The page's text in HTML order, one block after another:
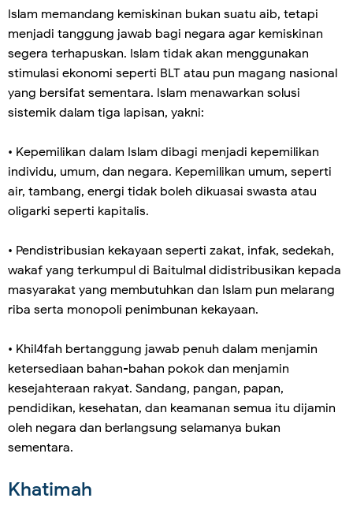
Islam memandang kemiskinan bukan suatu aib, tetapi
menjadi tanggung jawab bagi negara agar kemiskinan
segera terhapuskan. Islam tidak akan menggunakan
stimulasi ekonomi seperti BLT atau pun magang nasional
yang bersifat sementara. Islam menawarkan solusi
sistemik dalam tiga lapisan, yakni:
• Kepemilikan dalam Islam dibagi menjadi kepemilikan
individu, umum, dan negara. Kepemilikan umum, seperti
air, tambang, energi tidak boleh dikuasai swasta atau
oligarki seperti kapitalis.
• Pendistribusian kekayaan seperti zakat, infak, sedekah,
wakaf yang terkumpul di Baitulmal didistribusikan kepada
masyarakat yang membutuhkan dan Islam pun melarang
riba serta monopoli penimbunan kekayaan.
• Khil4fah bertanggung jawab penuh dalam menjamin
ketersediaan bahan-bahan pokok dan menjamin
kesejahteraan rakyat. Sandang, pangan, papan,
pendidikan, kesehatan, dan keamanan semua itu dijamin
oleh negara dan berlangsung selamanya bukan
sementara.
Khatimah